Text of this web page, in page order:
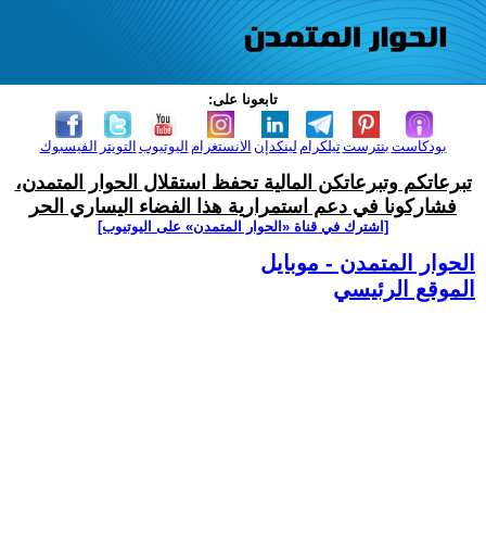
تابعونا على:
الفيسبوك التويتر اليوتيوب الانستغرام لينكدإن تيلكرامبنترست بودكاست
تبرعاتكم وتبرعاتكن المالية تحفظ استقلال الحوار المتمدن،
فشاركونا في دعم استمرارية هذا الفضاء اليساري الحر
[اشترك في قناة ‫«الحوار المتمدن» على اليوتيوب]
الحوار المتمدن - موبايل
الموقع الرئيسي